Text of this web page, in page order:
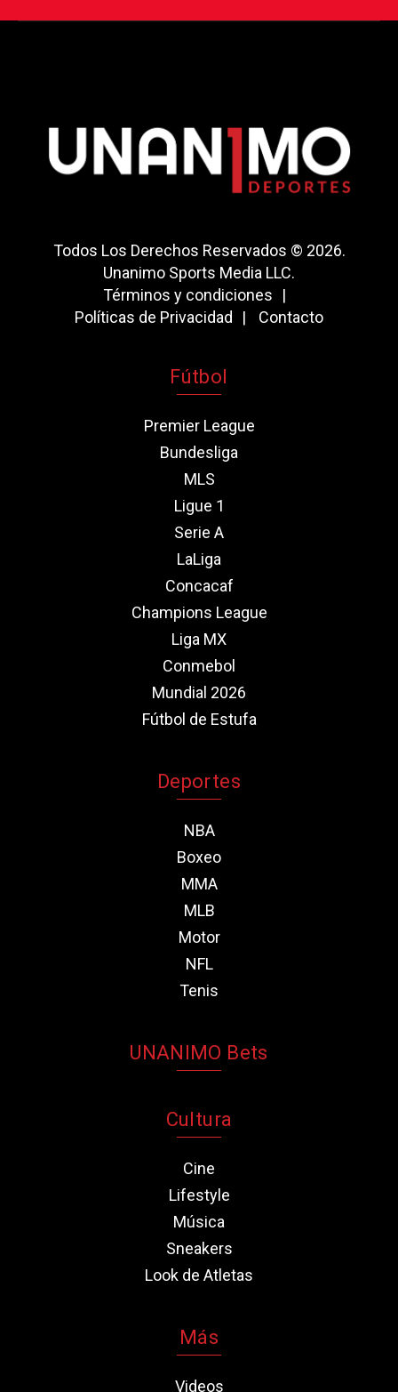
Todos Los Derechos Reservados © 2026.
Unanimo Sports Media LLC.
Términos y condiciones
Políticas de Privacidad
Contacto
Fútbol
Premier League
Bundesliga
MLS
Ligue 1
Serie A
LaLiga
Concacaf
Champions League
Liga MX
Conmebol
Mundial 2026
Fútbol de Estufa
Deportes
NBA
Boxeo
MMA
MLB
Motor
NFL
Tenis
UNANIMO Bets
Cultura
Cine
Lifestyle
Música
Sneakers
Look de Atletas
Más
Videos